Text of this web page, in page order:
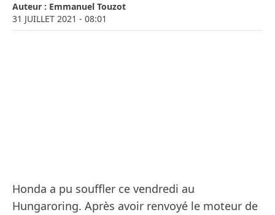
Auteur : Emmanuel Touzot
31 JUILLET 2021 - 08:01
Honda a pu souffler ce vendredi au
Hungaroring. Après avoir renvoyé le moteur de